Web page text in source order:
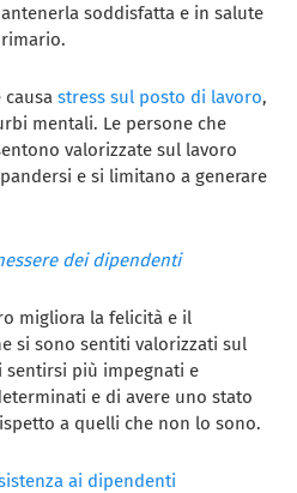
soddisfatta e in salute
causastress sul posto di lavoro,
mentali. Le persone che
valorizzate sul lavoro
e si limitano a generare
dei dipendenti
migliora la felicità e il
si sono sentiti valorizzati sul
più impegnati e
e di avere uno stato
a quelli che non lo sono.
ai dipendenti